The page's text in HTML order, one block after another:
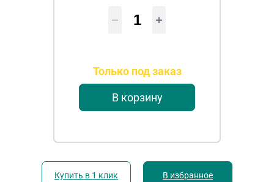
Только под заказ
В корзину
Купить в 1 клик В избранное